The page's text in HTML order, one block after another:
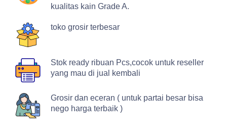
kualitas kain Grade A.
toko grosir terbesar
Stok ready ribuan Pcs,cocok untuk reseller
yang mau di jual kembali
Grosir dan eceran ( untuk partai besar bisa
nego harga terbaik )